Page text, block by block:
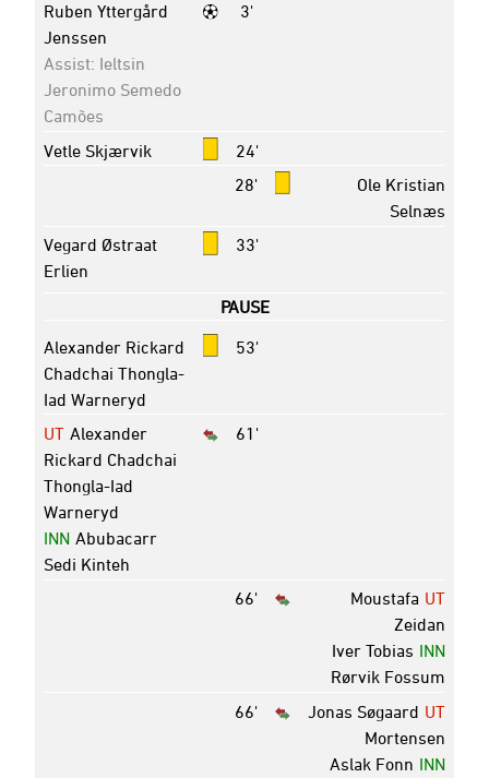
3'
Ruben Yttergård
Jenssen
Assist: Ieltsin
Jeronimo Semedo
Camões
24'
Vetle Skjærvik
28'
Ole Kristian
Selnæs
33'
Vegard Østraat
Erlien
PAUSE
53'
Alexander Rickard
Chadchai Thongla-
Iad Warneryd
61'
UT Alexander
Rickard Chadchai
Thongla-Iad
Warneryd
INN Abubacarr
Sedi Kinteh
66'
UT
Moustafa
Zeidan
INN
Iver Tobias
Rørvik Fossum
66'
UT
Jonas Søgaard
Mortensen
INN
Aslak Fonn